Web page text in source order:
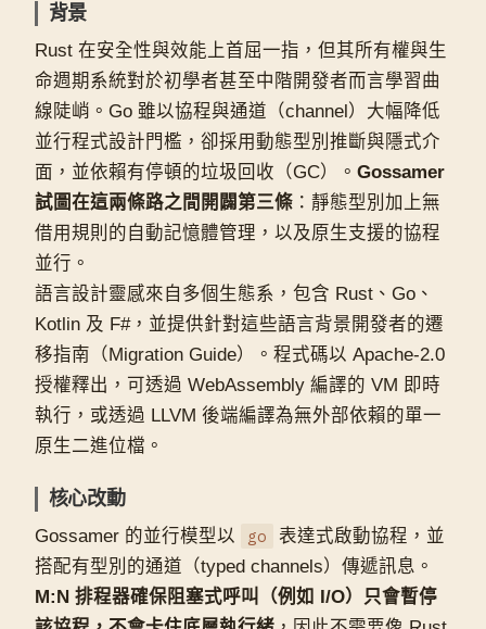
背景
Rust 在安全性與效能上首屈一指，但其所有權與生
命週期系統對於初學者甚至中階開發者而言學習曲
線陡峭。Go 雖以協程與通道（channel）大幅降低
並行程式設計門檻，卻採用動態型別推斷與隱式介
面，並依賴有停頓的垃圾回收（GC）。 Gossamer
試圖在這兩條路之間開闢第三條 ：靜態型別加上無
借用規則的自動記憶體管理，以及原生支援的協程
並行。
語言設計靈感來自多個生態系，包含 Rust、Go、
Kotlin 及 F#，並提供針對這些語言背景開發者的遷
移指南（Migration Guide）。程式碼以 Apache-2.0
授權釋出，可透過 WebAssembly 編譯的 VM 即時
執行，或透過 LLVM 後端編譯為無外部依賴的單一
原生二進位檔。
核心改動
Gossamer 的並行模型以 go
表達式啟動協程，並
搭配有型別的通道（typed channels）傳遞訊息。
M:N 排程器確保阻塞式呼叫（例如 I/O）只會暫停